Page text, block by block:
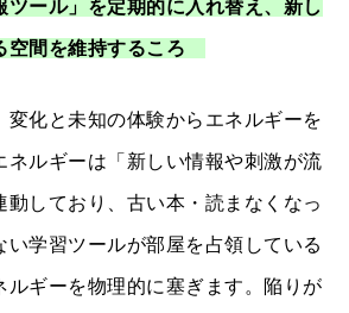
ール」を定期的に入れ替え、新し
空間を維持するころ
変化と未知の体験からエネルギーを
ネルギーは「新しい情報や刺激が流
動しており、古い本・読まなくなっ
い学習ツールが部屋を占領している
ルギーを物理的に塞ぎます。陥りが